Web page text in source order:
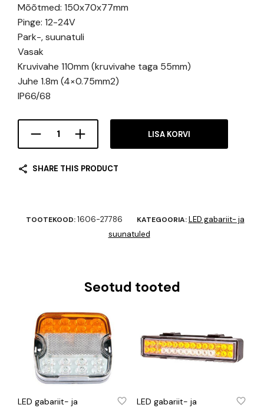
was:
50€.
is:
Mõõtmed: 150x70x77mm
Pinge: 12-24V
Park-, suunatuli
Vasak
Kruvivahe 110mm (kruvivahe taga 55mm)
Juhe 1.8m (4×0.75mm2)
IP66/68
LISA KORVI
SHARE THIS PRODUCT
TOOTEKOOD:1606-27786 KATEGOORIA:LED gabariit- ja
suunatuled
Seotud tooted
LISA SOOVINIMEKIRJA
LED gabariit- ja
LISA SOOVINIMEKIRJA
LED gabariit- ja